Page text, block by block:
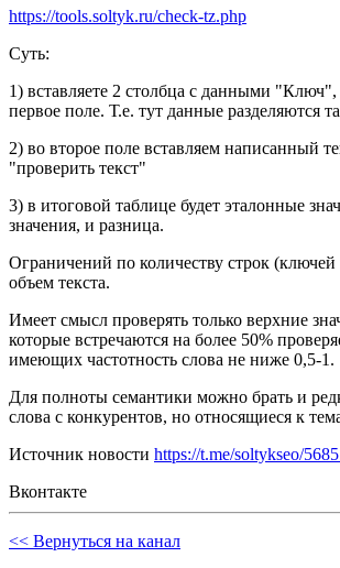
https://tools.soltyk.ru/check-tz.php
Суть:
1) вставляете 2 столбца с данными "Ключ",
первое поле. Т.е. тут данные разделяются
2) во второе поле вставляем написанный
"проверить текст"
3) в итоговой таблице будет эталонные
значения, и разница.
Ограничений по количеству строк (ключей
объем текста.
Имеет смысл проверять только верхние
которые встречаются на более 50%
имеющих частотность слова не ниже 0,5-1.
Для полноты семантики можно брать и
слова с конкурентов, но относящиеся к
Источник новости https://t.me/soltykseo/
Вконтакте
<< Вернуться на канал